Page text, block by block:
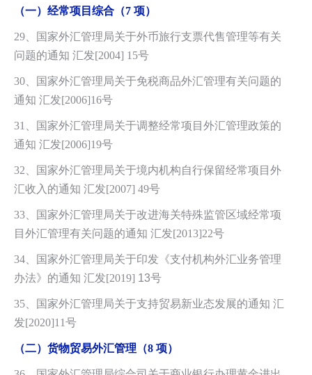
（一） 经常项目综合（7 项）
29、国家外汇管理局关于外币旅行支票代售管理等有关
问题的通知 汇发[2004] 15号
30、国家外汇管理局关于免税商品外汇管理有关问题的
通知 汇发[2006]16号
31、国家外汇管理局关于调整经常项目外汇管理政策的
通知 汇发[2006]19号
32、国家外汇管理局关于境内机构自行保留经常项目外
汇收入的通知 汇发[2007] 49号
33、国家外汇管理局关于改进海关特殊监管区域经常项
目外汇管理有关问题的通知 汇发[2013]22号
34、国家外汇管理局关于印发《支付机构外汇业务管理
办法》的通知 汇发[2019] 13号
35、国家外汇管理局关于支持贸易新业态发展的通知 汇
发[2020]11号
（二）货物贸易外汇管理（8 项）